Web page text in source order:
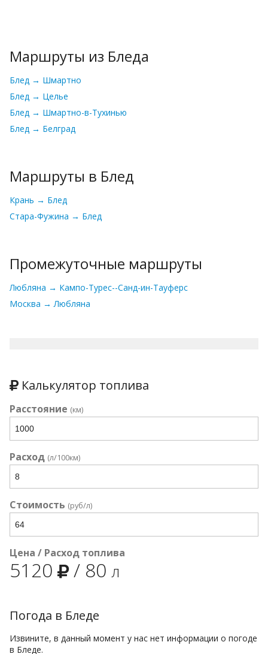
Маршруты из Бледа
Блед → Шмартно
Блед → Целье
Блед → Шмартно-в-Тухинью
Блед → Белград
Маршруты в Блед
Крань → Блед
Стара-Фужина → Блед
Промежуточные маршруты
Любляна → Кампо-Турес--Санд-ин-Тауферс
Москва → Любляна
Калькулятор топлива
Расстояние (км)
Расход (л/100км)
Стоимость (руб/л)
Цена / Расход топлива
5120 / 80 л
Погода в Бледе
Извините, в данный момент у нас нет информации о погоде
в Бледе.